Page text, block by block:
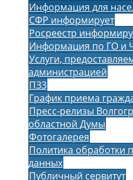
Информация для
СФР информирует
Росреестр
Информация по ГО и
Услуги,
администрацией
ПЗЗ
График приема
Пресс-релизы
областной Думы
Фотогалерея
Политика обработки
данных
Публичный сервитут